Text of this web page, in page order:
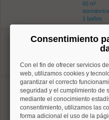
65 m²
dormitorios
1 baños
Centro,
Ref:
3 baños
Centro,
Ref:
60 m²
2
1 baños
Consentimiento
Con el fin de ofrecer servicios
web, utilizamos cookies y
garantizar el correcto
seguridad y el cumplimiento de
mediante el conocimiento
consentimiento, utilizamos las
forma adicional el uso de la